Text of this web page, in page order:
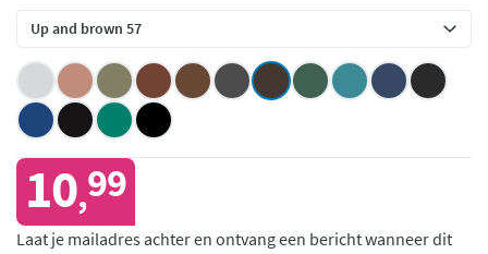
10,99
Laat je mailadres achter en ontvang een bericht wanneer dit